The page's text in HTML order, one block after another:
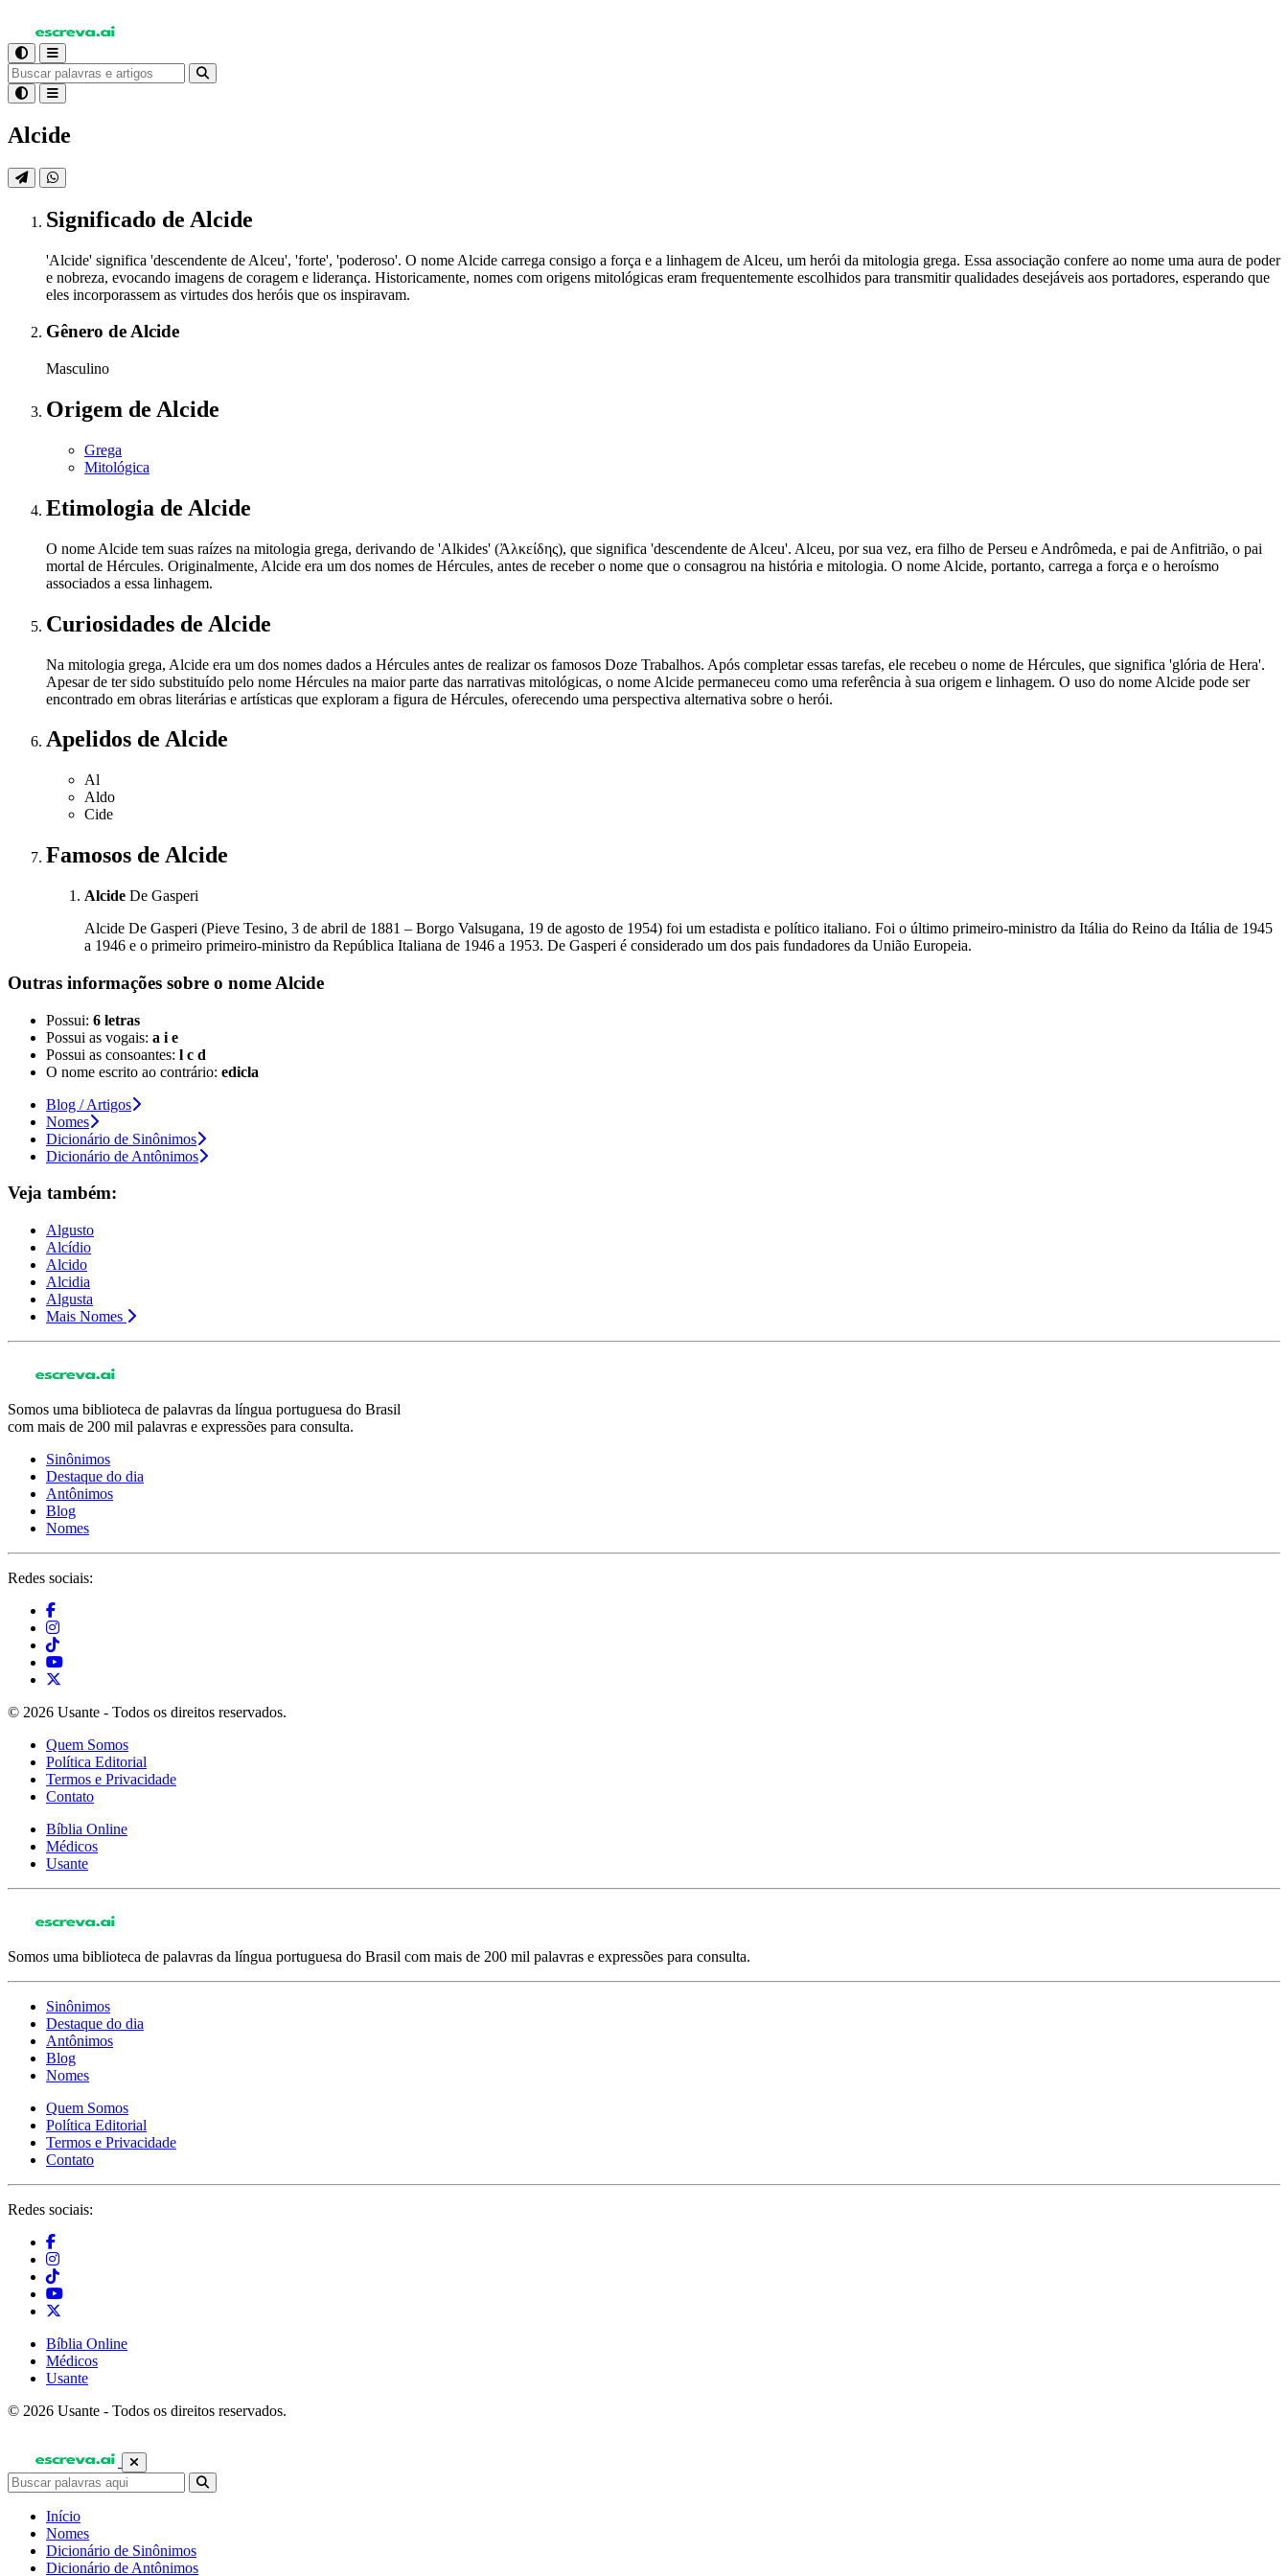
Alcide
Significado de Alcide
'Alcide' significa 'descendente de Alceu', 'forte', 'poderoso'. O nome Alcide carrega consigo a força e a linhagem de Alceu, um herói da mitologia grega. Essa associação confere ao nome uma aura de poder
e nobreza, evocando imagens de coragem e liderança. Historicamente, nomes com origens mitológicas eram frequentemente escolhidos para transmitir qualidades desejáveis aos portadores, esperando que
eles incorporassem as virtudes dos heróis que os inspiravam.
Gênero de Alcide
Masculino
Origem de Alcide
Grega
Mitológica
Etimologia de Alcide
O nome Alcide tem suas raízes na mitologia grega, derivando de 'Alkides' (Ἀλκείδης), que significa 'descendente de Alceu'. Alceu, por sua vez, era filho de Perseu e Andrômeda, e pai de Anfitrião, o pai
mortal de Hércules. Originalmente, Alcide era um dos nomes de Hércules, antes de receber o nome que o consagrou na história e mitologia. O nome Alcide, portanto, carrega a força e o heroísmo
associados a essa linhagem.
Curiosidades de Alcide
Na mitologia grega, Alcide era um dos nomes dados a Hércules antes de realizar os famosos Doze Trabalhos. Após completar essas tarefas, ele recebeu o nome de Hércules, que significa 'glória de Hera'.
Apesar de ter sido substituído pelo nome Hércules na maior parte das narrativas mitológicas, o nome Alcide permaneceu como uma referência à sua origem e linhagem. O uso do nome Alcide pode ser
encontrado em obras literárias e artísticas que exploram a figura de Hércules, oferecendo uma perspectiva alternativa sobre o herói.
Apelidos de Alcide
Al
Aldo
Cide
Famosos de Alcide
Alcide De Gasperi
Alcide De Gasperi (Pieve Tesino, 3 de abril de 1881 – Borgo Valsugana, 19 de agosto de 1954) foi um estadista e político italiano. Foi o último primeiro-ministro da Itália do Reino da Itália de 1945
a 1946 e o primeiro primeiro-ministro da República Italiana de 1946 a 1953. De Gasperi é considerado um dos pais fundadores da União Europeia.
Outras informações sobre o nome Alcide
Possui: 6 letras
Possui as vogais: a i e
Possui as consoantes: l c d
O nome escrito ao contrário: edicla
Blog / Artigos
Nomes
Dicionário de Sinônimos
Dicionário de Antônimos
Veja também:
Algusto
Alcídio
Alcido
Alcidia
Algusta
Mais Nomes
Somos uma biblioteca de palavras da língua portuguesa do Brasil
com mais de 200 mil palavras e expressões para consulta.
Sinônimos
Destaque do dia
Antônimos
Blog
Nomes
Redes sociais:
© 2026 Usante - Todos os direitos reservados.
Quem Somos
Política Editorial
Termos e Privacidade
Contato
Bíblia Online
Médicos
Usante
Somos uma biblioteca de palavras da língua portuguesa do Brasil com mais de 200 mil palavras e expressões para consulta.
Sinônimos
Destaque do dia
Antônimos
Blog
Nomes
Quem Somos
Política Editorial
Termos e Privacidade
Contato
Redes sociais:
Bíblia Online
Médicos
Usante
© 2026 Usante - Todos os direitos reservados.
Início
Nomes
Dicionário de Sinônimos
Dicionário de Antônimos